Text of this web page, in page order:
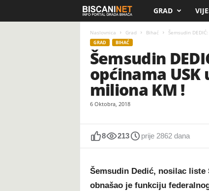
i
s
c
a
i
n
GRAD
Naslovnica Grad Bihać Šemsudin
GRAD BIHAĆ
Šemsudin
općinama
miliona KM !
6 Oktobra, 2018
8 213 prije 2862 dana
Šemsudin Dedić, nosilac
obnašao je funkciju